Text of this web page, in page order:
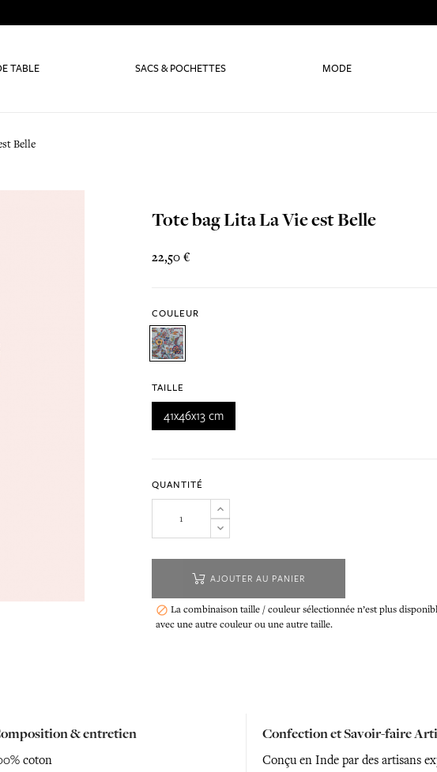
TABLE SACS & POCHETTES MODE
Belle
Tote bag Lita La Vie est Belle
22,50 €
COULEUR
TAILLE
41x46x13 cm
QUANTITÉ
AJOUTER AU PANIER
 La combinaison taille / couleur sélectionnée n’est plus
avec une autre couleur ou une autre taille.
& entretien
coton
Confection et Savoir-faire
Conçu en Inde par des artisans